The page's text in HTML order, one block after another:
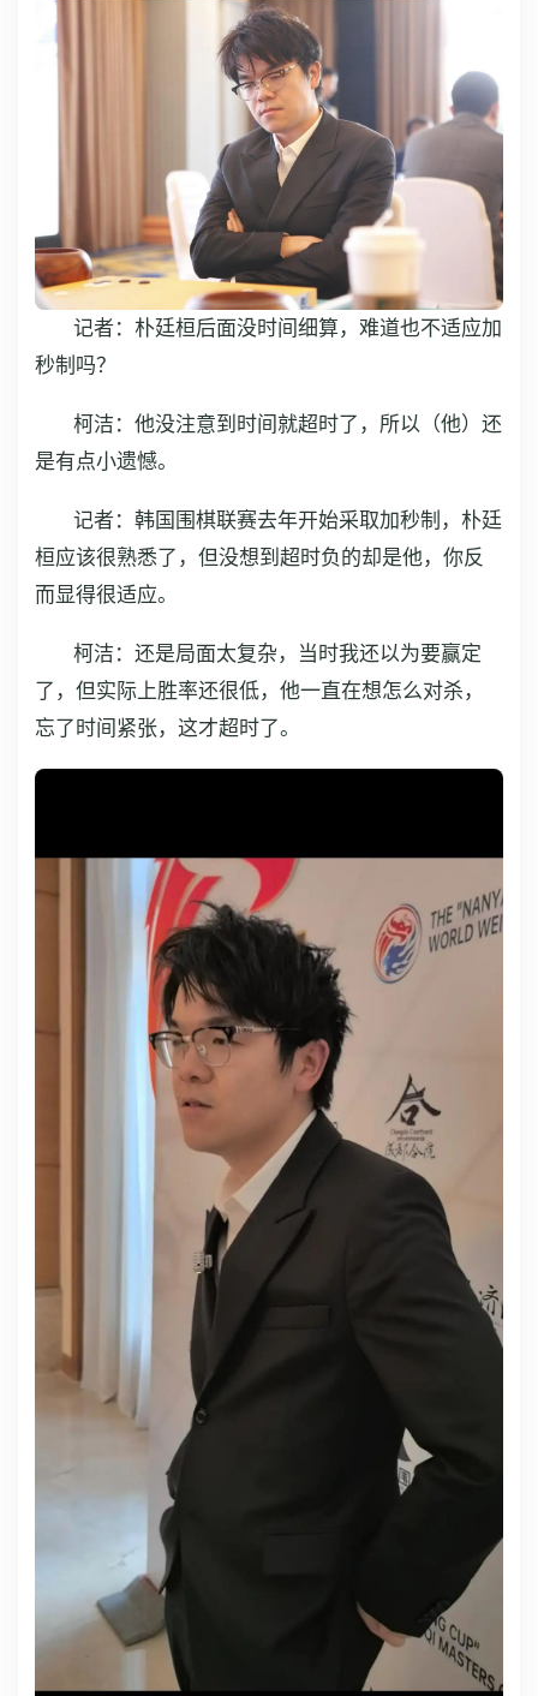
记者：朴廷桓后面没时间细算，难道也不适应加
秒制吗？
柯洁：他没注意到时间就超时了，所以（他）还
是有点小遗憾。
记者：韩国围棋联赛去年开始采取加秒制，朴廷
桓应该很熟悉了，但没想到超时负的却是他，你反
而显得很适应。
柯洁：还是局面太复杂，当时我还以为要赢定
了，但实际上胜率还很低，他一直在想怎么对杀，
忘了时间紧张，这才超时了。